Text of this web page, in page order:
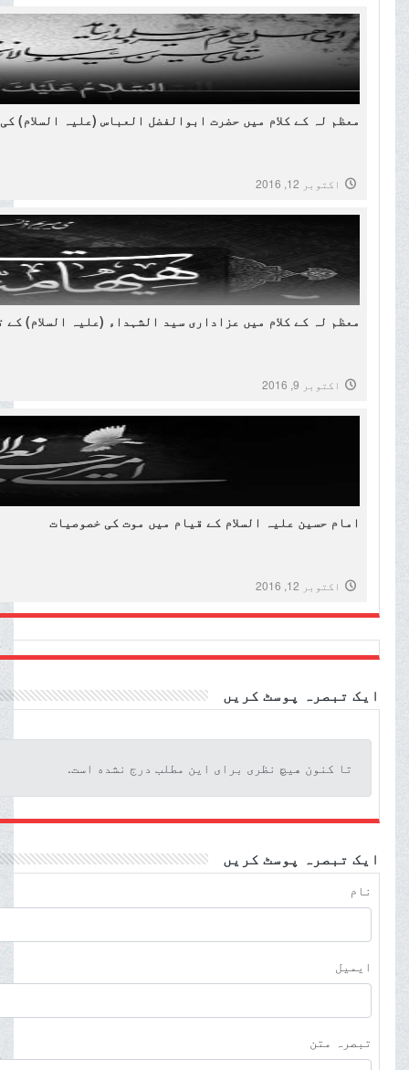
معظم لہ کے کلام میں حضرت ابوالفضل العباس (علیہ السلام)
اکتوبر 12, 2016
معظم لہ کے کلام میں عزاداری سید الشہداء (علیہ السلام)
اکتوبر 9, 2016
امام حسین علیہ السلام کے قیام میں موت کی خصوصیات
اکتوبر 12, 2016
ایک تبصرہ پوسٹ کریں
تا کنون هیچ نظری برای این مطلب درج نشده است.
ایک تبصرہ پوسٹ کریں
نام
ایمیل
تبصرہ متن